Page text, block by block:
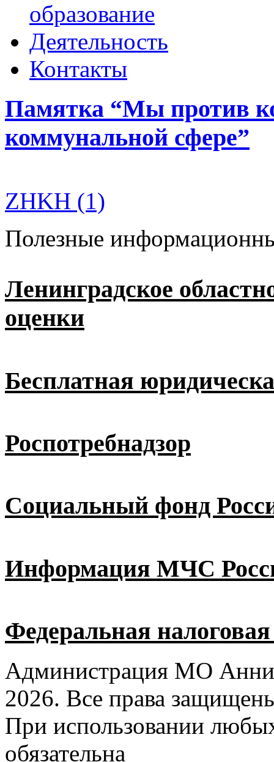
образование
Деятельность
Контакты
Памятка “Мы против
коммунальной сфере”
ZHKH (1)
Полезные
Ленинградское
оценки
Бесплатная
Роспотребнадзор
Социальный фонд
Информация МЧС
Федеральная
Администрация МО
2026. Все права
При использовании
обязательна